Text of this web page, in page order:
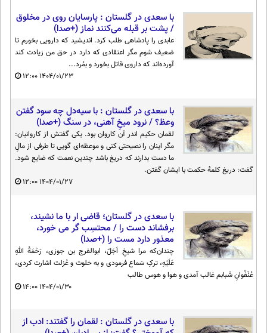
با سعدی در گلستان : پارسایان روی در مخلوق
/ پشت بر قبله می‌کنند نماز (+صدا)
عابدی را پادشاهی طلب کرد. اندیشید که دارویی بخورم تا
ضعیف شوم مگر اعتقادی که دارد در حق من زیادت کند
آورده‌اند که داروی قاتل بخورد و بمُرد...
۱۴۰۴/۰۱/۲۳۱۲:۰۰
با سعدی در گلستان : با سیه‌دل چه سود گفتن
وعظ؟ / نرود میخِ آهنی، در سنگ (+صدا)
لقمان حکیم اندر آن کاروان بود. یکی گفتش از کاروانیان:
مگر اینان را نصیحتی کنی و موعظه‌ای گویی تا طرفی از مالِ
ما دست بدارند که دریغ باشد چندین نعمت که ضایع شود.
گفت: دریغ کلمهٔ حکمت با ایشان گفتن.
۱۴۰۴/۰۱/۲۷۱۲:۰۰
با سعدی در گلستان؛ قاضی ار با ما نشیند،
برفشاند دست را / محتسِب گر می خورد،
معذور دارد مست را (+صدا)
چندان‌که مرا شیخِ اَجَلّ، ابوالفرج بن جوزی، رَحْمَةُ اللهِ
عَلَیْهِ، ترکِ سَماع فرمودی و به خلوت و عُزلت اشارت کردی،
عُنْفُوانِ شَبابم غالب آمدی و هوا و هوس طالب
۱۴۰۴/۰۱/۳۰۱۴:۰۰
با سعدی در گلستان : لقمان را گفتند: ادب از